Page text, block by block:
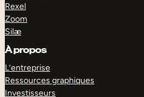
Rexel
Zoom
Silæ
À propos
L’entreprise
Ressources graphiques
Investisseurs